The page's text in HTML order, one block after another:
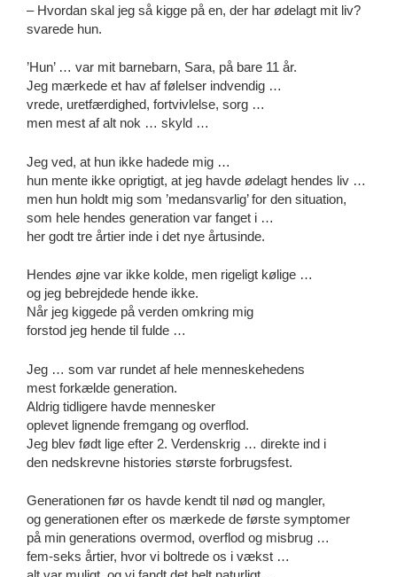
– Hvordan skal jeg så kigge på en, der har ødelagt mit liv?
svarede hun.
’Hun’ … var mit barnebarn, Sara, på bare 11 år.
Jeg mærkede et hav af følelser indvendig …
vrede, uretfærdighed, fortvivlelse, sorg …
men mest af alt nok … skyld …
Jeg ved, at hun ikke hadede mig …
hun mente ikke oprigtigt, at jeg havde ødelagt hendes liv …
men hun holdt mig som ’medansvarlig’ for den situation,
som hele hendes generation var fanget i …
her godt tre årtier inde i det nye årtusinde.
Hendes øjne var ikke kolde, men rigeligt kølige …
og jeg bebrejdede hende ikke.
Når jeg kiggede på verden omkring mig
forstod jeg hende til fulde …
Jeg … som var rundet af hele menneskehedens
mest forkælde generation.
Aldrig tidligere havde mennesker
oplevet lignende fremgang og overflod.
Jeg blev født lige efter 2. Verdenskrig … direkte ind i
den nedskrevne histories største forbrugsfest.
Generationen før os havde kendt til nød og mangler,
og generationen efter os mærkede de første symptomer
på min generations overmod, overflod og misbrug …
fem-seks årtier, hvor vi boltrede os i vækst …